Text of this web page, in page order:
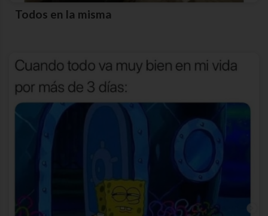
Todos en la misma